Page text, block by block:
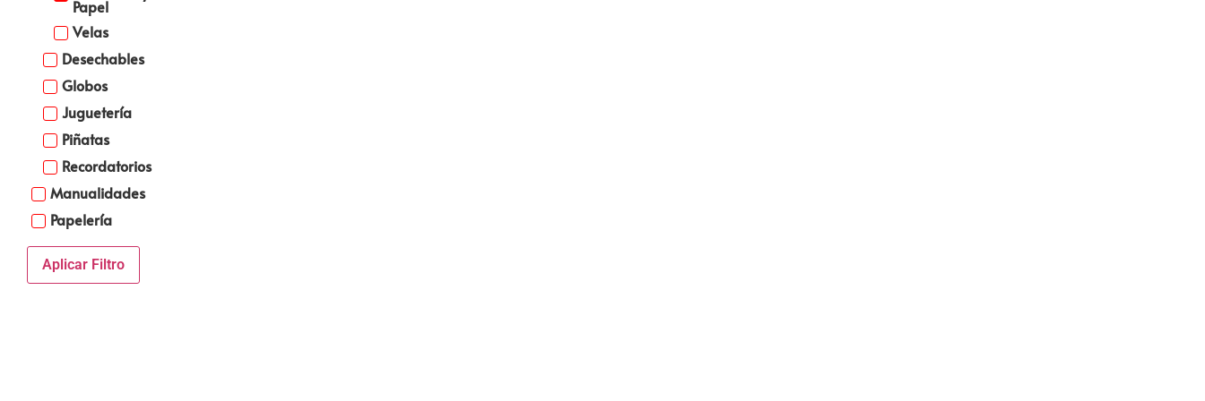
Papel
Velas
Desechables
Globos
Juguetería
Piñatas
Recordatorios
Manualidades
Papelería
Aplicar Filtro